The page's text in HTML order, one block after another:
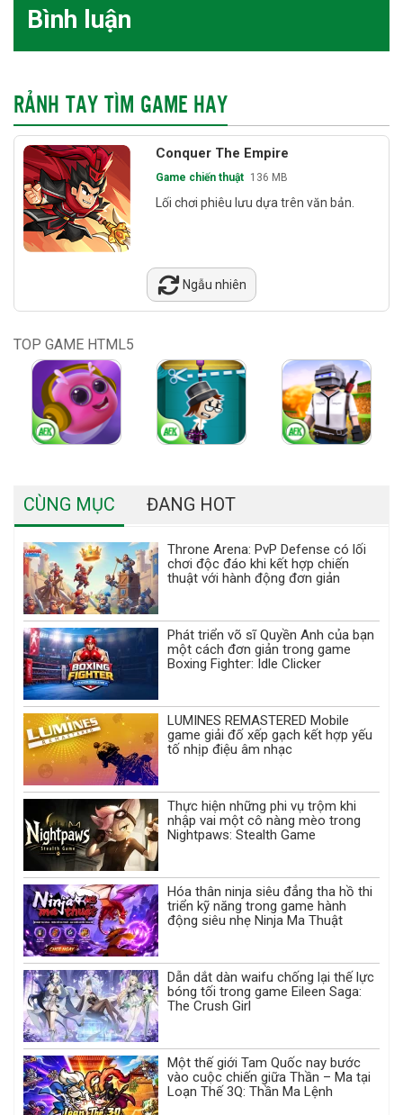
Bình luận
RẢNH TAY TÌM GAME HAY
Conquer The Empire
Game chiến thuật 136 MB
Lối chơi phiêu lưu dựa trên văn bản.
Ngẫu nhiên
TOP GAME HTML5
CÙNG MỤC ĐANG HOT
Throne Arena: PvP Defense có lối
chơi độc đáo khi kết hợp chiến
thuật với hành động đơn giản
Phát triển võ sĩ Quyền Anh của bạn
một cách đơn giản trong game
Boxing Fighter: Idle Clicker
LUMINES REMASTERED Mobile
game giải đố xếp gạch kết hợp yếu
tố nhịp điệu âm nhạc
Thực hiện những phi vụ trộm khi
nhập vai một cô nàng mèo trong
Nightpaws: Stealth Game
Hóa thân ninja siêu đẳng tha hồ thi
triển kỹ năng trong game hành
động siêu nhẹ Ninja Ma Thuật
Dẫn dắt dàn waifu chống lại thế lực
bóng tối trong game Eileen Saga:
The Crush Girl
Một thế giới Tam Quốc nay bước
vào cuộc chiến giữa Thần – Ma tại
Loạn Thế 3Q: Thần Ma Lệnh